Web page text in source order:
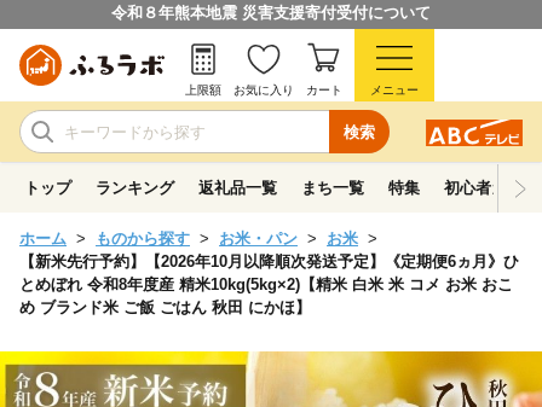
令和８年熊本地震 災害支援寄付受付について
検索
上限額 お気に入り カート メニュー
トップ ランキング 返礼品一覧 まち一覧 特集 初心者ガイド
ホーム ものから探す お米・パン
お米
【新米先行予約】【2026年10月以降順次発送予定】《定期便6ヵ月》ひ
とめぼれ 令和8年度産 精米10kg(5kg×2)【精米 白米 米 コメ お米 おこ
め ブランド米 ご飯 ごはん 秋田 にかほ】